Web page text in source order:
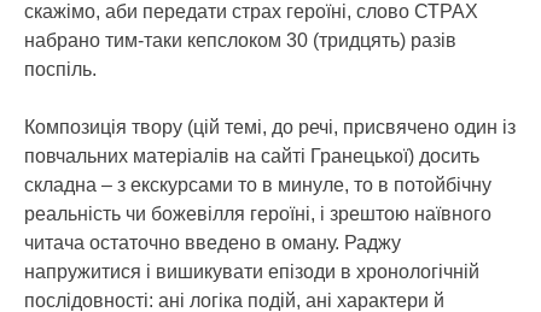
скажімо, аби передати страх героїні, слово СТРАХ
набрано тим-таки кепслоком 30 (тридцять) разів
поспіль.
Композиція твору (цій темі, до речі, присвячено один із
повчальних матеріалів на сайті Гранецької) досить
складна – з екскурсами то в минуле, то в потойбічну
реальність чи божевілля героїні, і зрештою наївного
читача остаточно введено в оману. Раджу
напружитися і вишикувати епізоди в хронологічній
послідовності: ані логіка подій, ані характери й